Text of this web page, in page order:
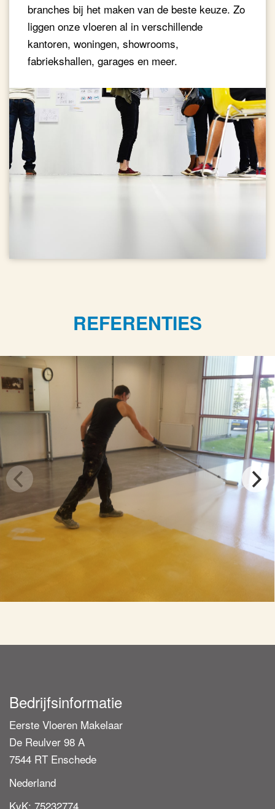
branches bij het maken van de beste keuze. Zo
liggen onze vloeren al in verschillende
kantoren, woningen, showrooms,
fabriekshallen, garages en meer.
REFERENTIES
Bedrijfsinformatie
Eerste Vloeren Makelaar
De Reulver 98 A
7544 RT Enschede
Nederland
KvK: 75232774